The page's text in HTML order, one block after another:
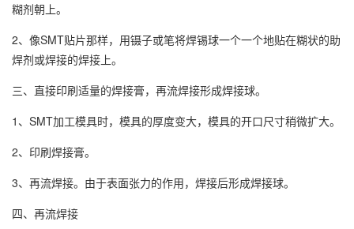
糊剂朝上。
2、像SMT贴片那样，用镊子或笔将焊锡球一个一个地贴在糊状的助
焊剂或焊接的焊接上。
三、直接印刷适量的焊接膏，再流焊接形成焊接球。
1、SMT加工模具时，模具的厚度变大，模具的开口尺寸稍微扩大。
2、印刷焊接膏。
3、再流焊接。由于表面张力的作用，焊接后形成焊接球。
四、再流焊接